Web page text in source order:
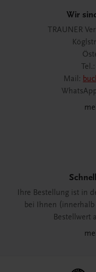
Wir
TRAUNER
Tel.:
Mail:
Ihre Bestellung ist in
bei Ihnen (innerhalb
Bestellwert